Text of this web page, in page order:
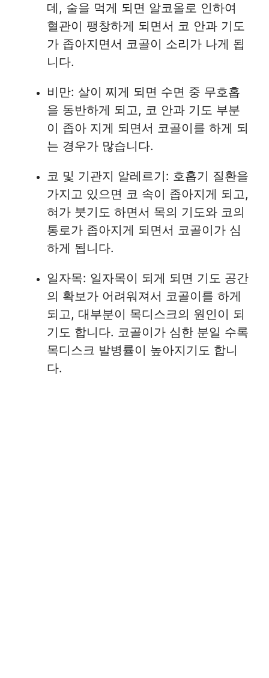
데, 술을 먹게 되면 알코올로 인하여
혈관이 팽창하게 되면서 코 안과 기도
가 좁아지면서 코골이 소리가 나게 됩
니다.
비만: 살이 찌게 되면 수면 중 무호홉
을 동반하게 되고, 코 안과 기도 부분
이 좁아 지게 되면서 코골이를 하게 되
는 경우가 많습니다.
코 및 기관지 알레르기: 호홉기 질환을
가지고 있으면 코 속이 좁아지게 되고,
혀가 붓기도 하면서 목의 기도와 코의
통로가 좁아지게 되면서 코골이가 심
하게 됩니다.
일자목: 일자목이 되게 되면 기도 공간
의 확보가 어려워져서 코골이를 하게
되고, 대부분이 목디스크의 원인이 되
기도 합니다. 코골이가 심한 분일 수록
목디스크 발병률이 높아지기도 합니
다.